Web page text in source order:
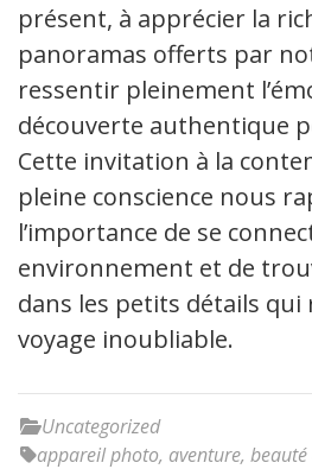
présent, à apprécier la
panoramas offerts par
ressentir pleinement
découverte authentique
Cette invitation à la
pleine conscience nous
l’importance de se
environnement et de
dans les petits détails qui
voyage inoubliable.
Uncategorized
appareil photo, aventure,